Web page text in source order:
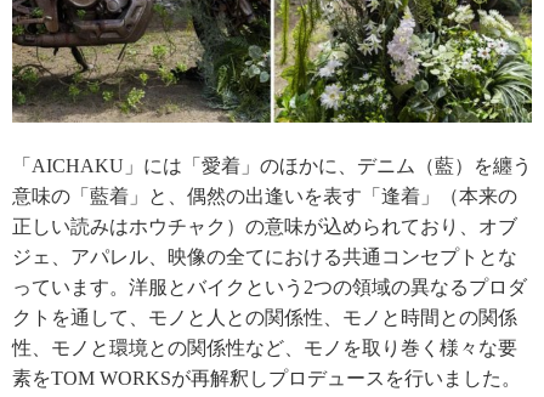
「AICHAKU」には「愛着」のほかに、デニム（藍）を纏う
意味の「藍着」と、偶然の出逢いを表す「逢着」（本来の
正しい読みはホウチャク）の意味が込められており、オブ
ジェ、アパレル、映像の全てにおける共通コンセプトとな
っています。洋服とバイクという2つの領域の異なるプロダ
クトを通して、モノと人との関係性、モノと時間との関係
性、モノと環境との関係性など、モノを取り巻く様々な要
素をTOM WORKSが再解釈しプロデュースを行いました。